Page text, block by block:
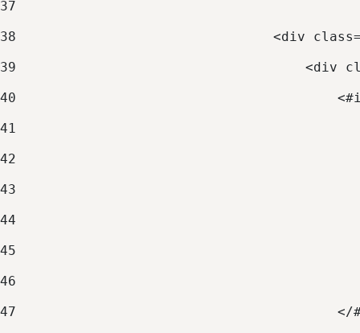
37
38
<div
39
<div
40
41
42
43
44
45
46
47